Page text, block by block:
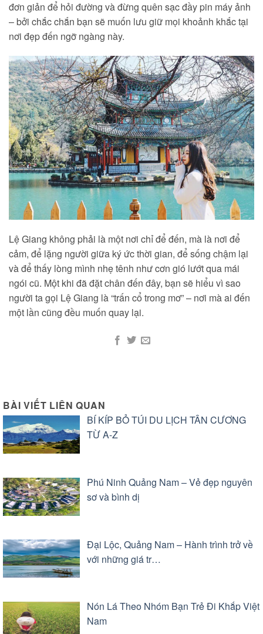
đơn giản để hỏi đường và đừng quên sạc đầy pin máy ảnh
– bởi chắc chắn bạn sẽ muốn lưu giữ mọi khoảnh khắc tại
nơi đẹp đến ngỡ ngàng này.
Lệ Giang không phải là một nơi chỉ để đến, mà là nơi để
cảm, để lặng người giữa ký ức thời gian, để sống chậm lại
và để thấy lòng mình nhẹ tênh như cơn gió lướt qua mái
ngói cũ. Một khi đã đặt chân đến đây, bạn sẽ hiểu vì sao
người ta gọi Lệ Giang là “trấn cổ trong mơ” – nơi mà ai đến
một lần cũng đều muốn quay lại.
BÀI VIẾT LIÊN QUAN
BÍ KÍP BỎ TÚI DU LỊCH TÂN CƯƠNG
TỪ A-Z
Phú Ninh Quảng Nam – Vẻ đẹp nguyên
sơ và bình dị
Đại Lộc, Quảng Nam – Hành trình trở về
với những giá tr…
Nón Lá Theo Nhóm Bạn Trẻ Đi Khắp Việt
Nam